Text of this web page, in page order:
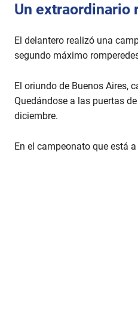
Un extraordinario
El delantero realizó una
segundo máximo
El oriundo de Buenos Aires,
Quedándose a las puertas
diciembre.
En el campeonato que está